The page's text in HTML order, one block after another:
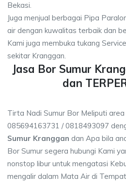
Bekasi.
Juga menjual berbagai Pipa
air dengan kuwalitas terbaik dan
Kami juga membuka tukang
sekitar Kranggan.
Jasa Bor Sumur
dan
Tirta Nadi Sumur Bor Meliputi
085694163731 / 0818493097
Sumur Kranggan dan Apa bila
Bor Sumur segera hubungi Kami
nonstop libur untuk mengatasi
mengalir dalam Mata Air di